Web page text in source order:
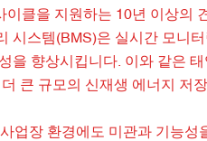
클을 지원하는 10년 이상의
시스템(BMS)은 실시간 모니
향상시킵니다. 이와 같은
큰 규모의 신재생 에너지 저
업장 환경에도 미관과 기능성